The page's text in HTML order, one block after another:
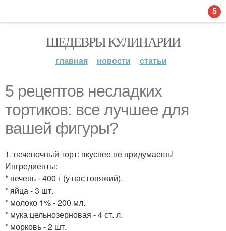
ШЕДЕВРЫ КУЛИНАРИИ
главная новости статьи
5 рецептов несладких
тортиков: все лучшее для
вашей фигуры?
1. печеночный торт: вкуснее не придумаешь!
Ингредиенты:
* печень - 400 г (у нас говяжий).
* яйца - 3 шт.
* молоко 1% - 200 мл.
* мука цельнозерновая - 4 ст. л.
* морковь - 2 шт.
5